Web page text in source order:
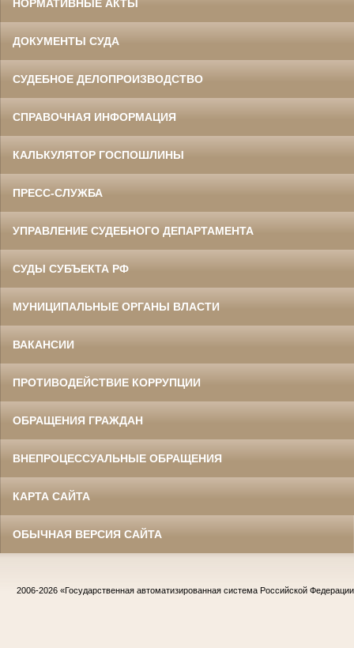
Данилов Василий Степанович
областного суда
в период с 1960 по 1973 гг.
Ермоленко Фаина Семеновна
Главный бухгалтер Белгородского
областного суда
Жилин Иван Назарович
НОРМАТИВНЫЕ АКТЫ
ДОКУМЕНТЫ СУДА
СУДЕБНОЕ ДЕЛОПРОИЗВОДСТВО
СПРАВОЧНАЯ ИНФОРМАЦИЯ
КАЛЬКУЛЯТОР ГОСПОШЛИНЫ
ПРЕСС-СЛУЖБА
УПРАВЛЕНИЕ СУДЕБНОГО ДЕПАРТАМЕНТА
СУДЫ СУБЪЕКТА РФ
МУНИЦИПАЛЬНЫЕ ОРГАНЫ ВЛАСТИ
ВАКАНСИИ
ПРОТИВОДЕЙСТВИЕ КОРРУПЦИИ
ОБРАЩЕНИЯ ГРАЖДАН
ВНЕПРОЦЕССУАЛЬНЫЕ ОБРАЩЕНИЯ
КАРТА САЙТА
ОБЫЧНАЯ ВЕРСИЯ САЙТА
2006-2026 «Государственная автоматизированная система Российской